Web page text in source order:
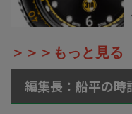
＞＞＞もっと見る
編集長：船平の時